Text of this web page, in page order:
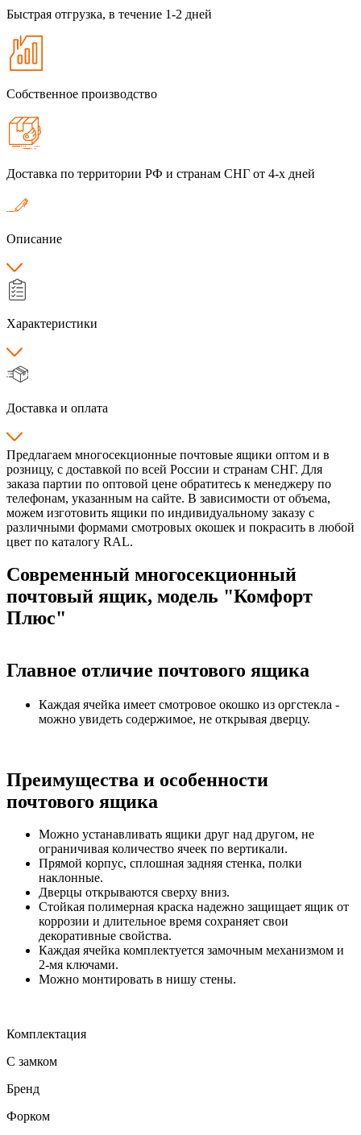
Быстрая отгрузка, в течение 1-2 дней
Собственное производство
Доставка по территории РФ и странам СНГ от 4-х дней
Описание
Характеристики
Доставка и оплата
Предлагаем многосекционные почтовые ящики оптом и в
розницу, с доставкой по всей России и странам СНГ. Для
заказа партии по оптовой цене обратитесь к менеджеру по
телефонам, указанным на сайте. В зависимости от объема,
можем изготовить ящики по индивидуальному заказу с
различными формами смотровых окошек и покрасить в любой
цвет по каталогу RAL.
Современный многосекционный
почтовый ящик, модель "Комфорт
Плюс"
Главное отличие почтового ящика
Каждая ячейка имеет смотровое окошко из оргстекла -
можно увидеть содержимое, не открывая дверцу.
Преимущества и особенности
почтового ящика
Можно устанавливать ящики друг над другом, не
ограничивая количество ячеек по вертикали.
Прямой корпус, сплошная задняя стенка, полки
наклонные.
Дверцы открываются сверху вниз.
Стойкая полимерная краска надежно защищает ящик от
коррозии и длительное время сохраняет свои
декоративные свойства.
Каждая ячейка комплектуется замочным механизмом и
2-мя ключами.
Можно монтировать в нишу стены.
Комплектация
С замком
Бренд
Форком